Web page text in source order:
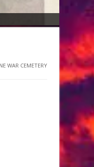
WAR CEMETERY